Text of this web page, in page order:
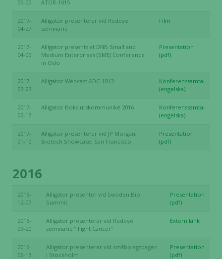
05-05
ATOR-1015
2017-
04-27
Alligator presenterar vid Redeye
seminarie
Film
2017-
04-05
Alligator presents at DNB Small and
Medium Enterprises (SME) Conference
in Oslo
Presentation
(pdf)
2017-
03-23
Alligator Webcast ADC-1013
Konferenssamtal
(engelska)
2017-
02-17
Alligator Bokslutskommuniké 2016
Konferenssamtal
(engelska)
2017-
01-10
Alligator presenterar vid JP Morgan,
Biotech Showcase, San Francisco
Presentation
(pdf)
2016
2016-
12-07
Alligator presenter vid Sweden Bio
Summit
Presentation
(pdf)
2016-
09-20
Alligator presenterar vid Redeye
seminarie ” Fight Cancer”
Extern länk
2016-
06-13
Alligator presenterar vid småbolagsdagen
i Stockholm
Presentation
(pdf)